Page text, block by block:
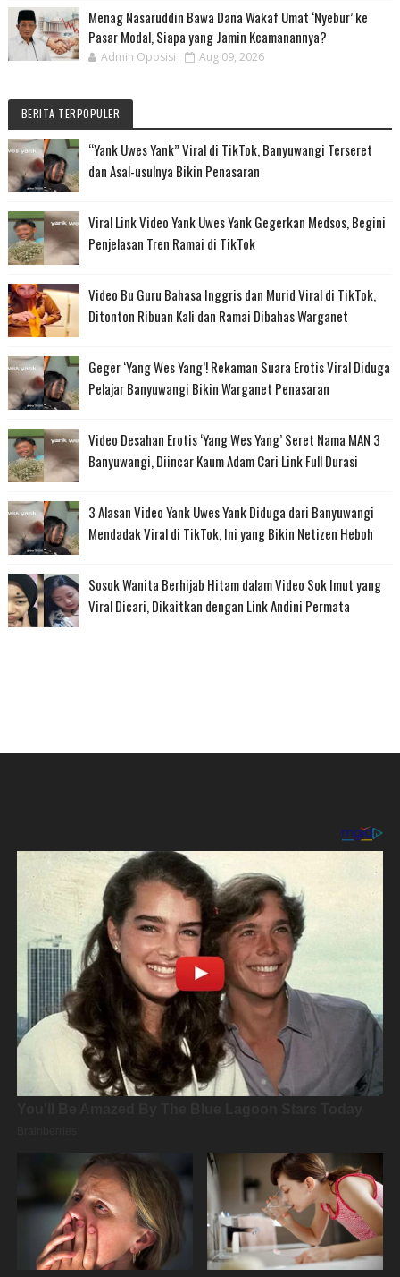
Menag Nasaruddin Bawa Dana Wakaf Umat ‘Nyebur’ ke
Pasar Modal, Siapa yang Jamin Keamanannya?
Admin Oposisi Aug 09, 2026
BERITA TERPOPULER
“Yank Uwes Yank” Viral di TikTok, Banyuwangi Terseret
dan Asal-usulnya Bikin Penasaran
Viral Link Video Yank Uwes Yank Gegerkan Medsos, Begini
Penjelasan Tren Ramai di TikTok
Video Bu Guru Bahasa Inggris dan Murid Viral di TikTok,
Ditonton Ribuan Kali dan Ramai Dibahas Warganet
Geger ‘Yang Wes Yang’! Rekaman Suara Erotis Viral Diduga
Pelajar Banyuwangi Bikin Warganet Penasaran
Video Desahan Erotis ‘Yang Wes Yang’ Seret Nama MAN 3
Banyuwangi, Diincar Kaum Adam Cari Link Full Durasi
3 Alasan Video Yank Uwes Yank Diduga dari Banyuwangi
Mendadak Viral di TikTok, Ini yang Bikin Netizen Heboh
Sosok Wanita Berhijab Hitam dalam Video Sok Imut yang
Viral Dicari, Dikaitkan dengan Link Andini Permata